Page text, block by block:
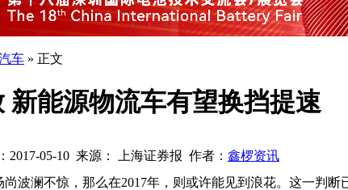
车 » 正文
新能源物流车有望换挡提速
2017-05-10 来源： 上海证券报 作者： 鑫椤资讯
波澜不惊，那么在2017年，则或许能见到浪花。这一判